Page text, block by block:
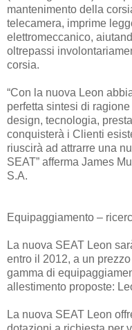
mantenimento della
telecamera, imprime
elettromeccanico,
oltrepassi
corsia.
“Con la nuova Leon
perfetta sintesi di
design, tecnologia,
conquisterà i Clienti
riuscirà ad attrarre una
SEAT” afferma James
S.A.
Equipaggiamento –
La nuova SEAT Leon
entro il 2012, a un
gamma di
allestimento proposte:
La nuova SEAT Leon